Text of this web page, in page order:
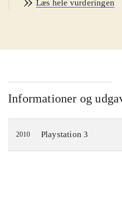
Spillet foregår
ufo'er, kæmpebiblioteker,
truet af stumper der falder
dette univers og det
redde landet er, at Kanata
Demon God King i
Dog King. Sammen med
Rizelia må han nu løse
Læs hele vurderingen
Informationer og
2010 Playstation 3